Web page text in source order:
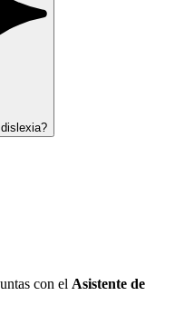
con el Asistente de